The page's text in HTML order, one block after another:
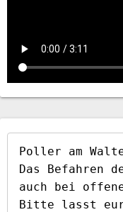
Poller am
Das Befahren
auch bei
Bitte lasst